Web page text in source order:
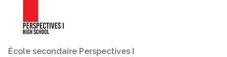
École secondaire Perspectives I